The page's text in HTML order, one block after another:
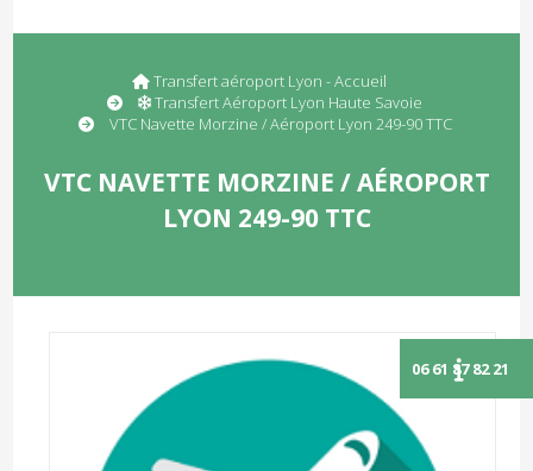
Transfert aéroport Lyon - Accueil
Transfert Aéroport Lyon Haute Savoie
VTC Navette Morzine / Aéroport Lyon 249-90 TTC
VTC NAVETTE MORZINE / AÉROPORT
LYON 249-90 TTC